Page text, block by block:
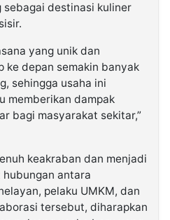
destinasi kuliner
yang unik dan
ke depan semakin banyak
sehingga usaha ini
memberikan dampak
bagi masyarakat sekitar,”
keakraban dan menjadi
hubungan antara
pelaku UMKM, dan
tersebut, diharapkan